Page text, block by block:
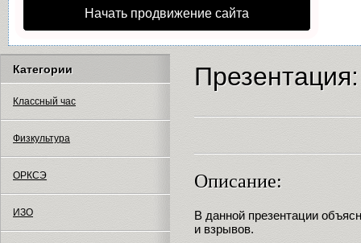
Начать продвижение сайта
Категории
Классный час
Физкультура
ОРКСЭ
ИЗО
Описание:
В данной презентации
и взрывов.